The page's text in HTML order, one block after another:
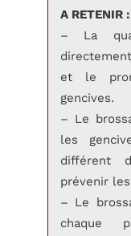
A RETENIR :
– La
et le
gencives.
– Le
les
différent
prévenir
– Le
chaque